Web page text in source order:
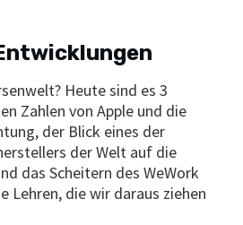
Heute sind es 3
Zahlen von Apple und die
der Blick eines der
der Welt auf die
das Scheitern des WeWork
Lehren, die wir daraus ziehen